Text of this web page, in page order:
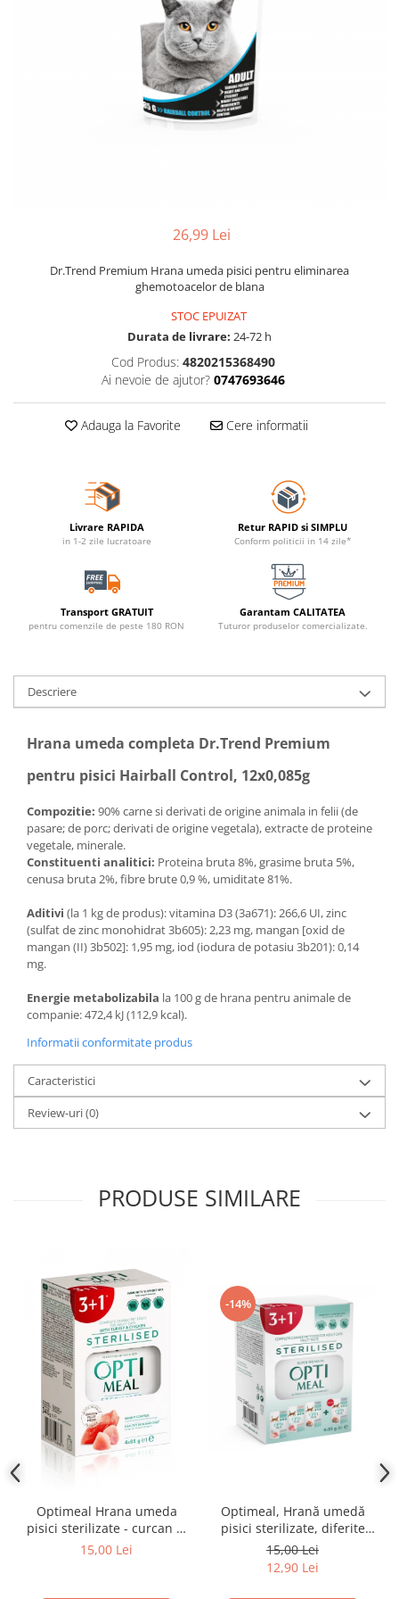
26,99 Lei
Dr.Trend Premium Hrana umeda pisici pentru eliminarea
ghemotoacelor de blana
STOC EPUIZAT
Durata de livrare: 24-72 h
Cod Produs: 4820215368490
Ai nevoie de ajutor? 0747693646
Adauga la Favorite Cere informatii
Livrare RAPIDA
in 1-2 zile lucratoare
Retur RAPID si SIMPLU
Conform politicii in 14 zile*
Transport GRATUIT
pentru comenzile de peste 180 RON
Garantam CALITATEA
Tuturor produselor comercializate.
Descriere
Hrana umeda completa Dr.Trend Premium
pentru pisici Hairball Control, 12x0,085g
Compozitie: 90% carne si derivati de origine animala in felii (de
pasare; de porc; derivati de origine vegetala), extracte de proteine
vegetale, minerale.
Constituenti analitici: Proteina bruta 8%, grasime bruta 5%,
cenusa bruta 2%, fibre brute 0,9 %, umiditate 81%.
Aditivi (la 1 kg de produs): vitamina D3 (3a671): 266,6 UI, zinc
(sulfat de zinc monohidrat 3b605): 2,23 mg, mangan [oxid de
mangan (II) 3b502]: 1,95 mg, iod (iodura de potasiu 3b201): 0,14
mg.
Energie metabolizabila la 100 g de hrana pentru animale de
companie: 472,4 kJ (112,9 kcal).
Informatii conformitate produs
Caracteristici
Review-uri(0)
PRODUSE SIMILARE
Optimeal Hrana umeda
pisici sterilizate - curcan si
pui in sos, set 3+1,
15,00 Lei
-14%
Optimeal, Hrană umedă
pisici sterilizate, diferite
arome, (3+1), 0.34kg
15,00 Lei
12,90 Lei